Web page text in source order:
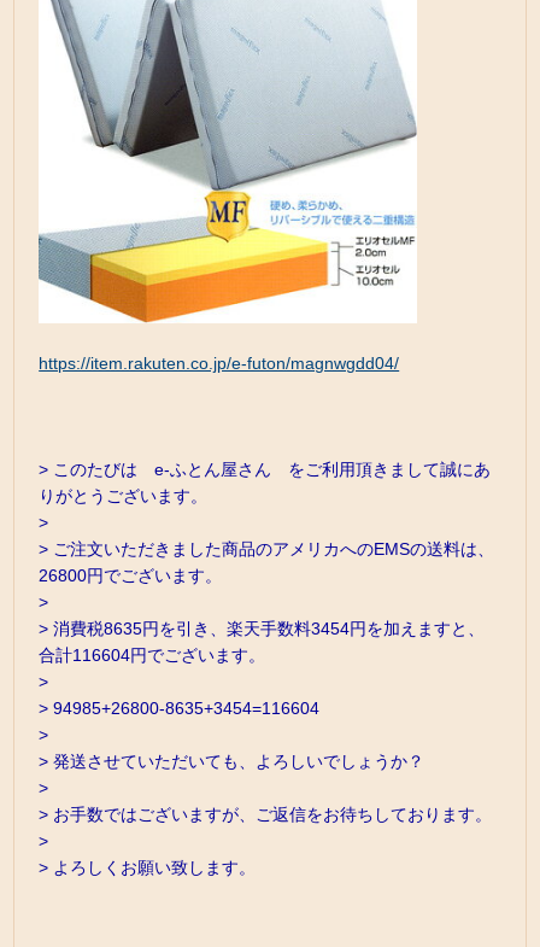
https://item.rakuten.co.jp/e-futon/magnwgdd04/
> このたびは e-ふとん屋さん をご利用頂きまして誠にあ
りがとうございます。
>
> ご注文いただきました商品のアメリカへのEMSの送料は、
26800円でございます。
>
> 消費税8635円を引き、楽天手数料3454円を加えますと、
合計116604円でございます。
>
> 94985+26800-8635+3454=116604
>
> 発送させていただいても、よろしいでしょうか？
>
> お手数ではございますが、ご返信をお待ちしております。
>
> よろしくお願い致します。